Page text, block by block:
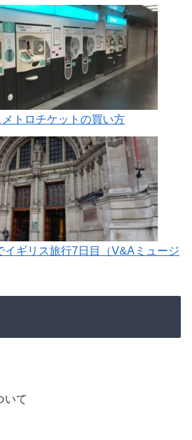
トロチケットの買い方
イギリス旅行7日目（V&Aミュージ
いて